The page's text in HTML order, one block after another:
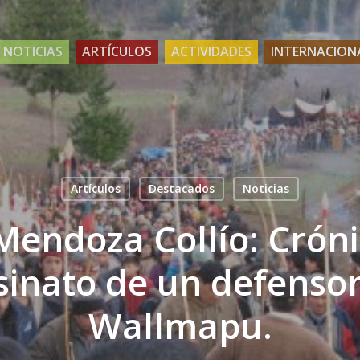
NOTICIAS ARTÍCULOS ACTIVIDADES
Artículos Destacados Noticias
Collío:
de un
Wallmapu.